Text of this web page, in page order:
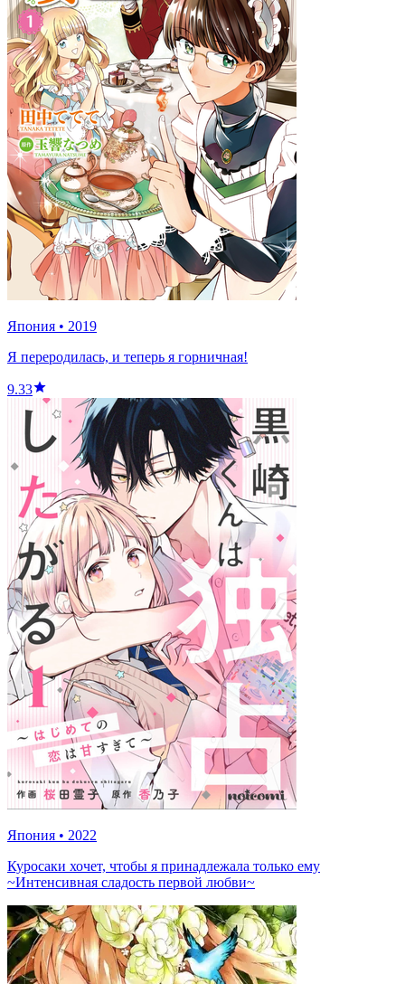
Япония • 2019
Я переродилась, и теперь я горничная!
9.33
Япония • 2022
Куросаки хочет, чтобы я принадлежала только ему
~Интенсивная сладость первой любви~